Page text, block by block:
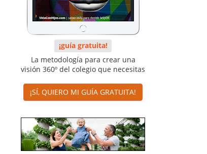
¡guía gratuita!
La metodología para crear una
visión 360º del colegio que necesitas
¡SÍ, QUIERO MI GUÍA GRATUITA!